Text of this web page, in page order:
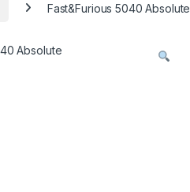
Fast&Furious 5040 Absolute